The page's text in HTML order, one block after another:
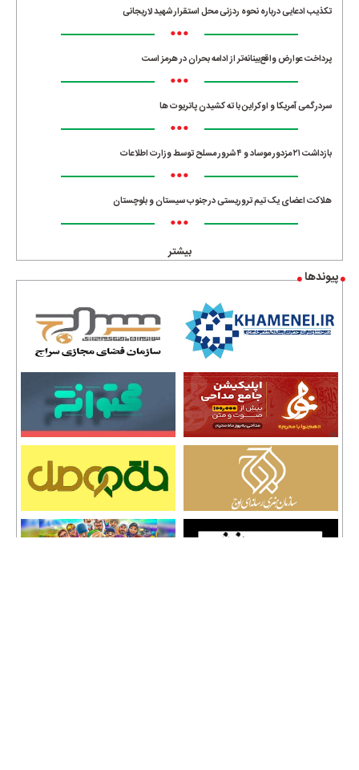
تکذیب ادعایی درباره نحوه ردزنی محل استقرار شهید لاریجانی
•••
پرداخت عوارض واقع‌بینانه‌تر از ادامه بحران در هرمز است
•••
سردرگمی آمریکا و اوکراین با ته کشیدن پاتریوت ها
•••
بازداشت ۲۱ مزدور موساد و ۴ شرور مسلح توسط وزارت اطلاعات
•••
هلاکت اعضای یک تیم تروریستی در جنوب سیستان و بلوچستان
•••
بیشتر
پیوندها